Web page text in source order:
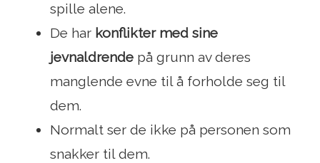
spille alene.
De har konflikter med sine
jevnaldrende på grunn av deres
manglende evne til å forholde seg til
dem.
Normalt ser de ikke på personen som
snakker til dem.